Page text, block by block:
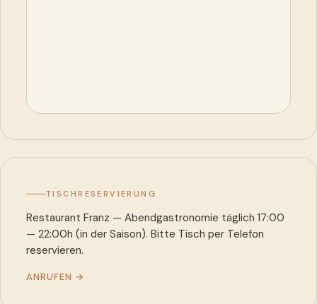
TISCHRESERVIERUNG
Restaurant Franz — Abendgastronomie täglich 17:00
— 22:00h (in der Saison). Bitte Tisch per Telefon
reservieren.
ANRUFEN →